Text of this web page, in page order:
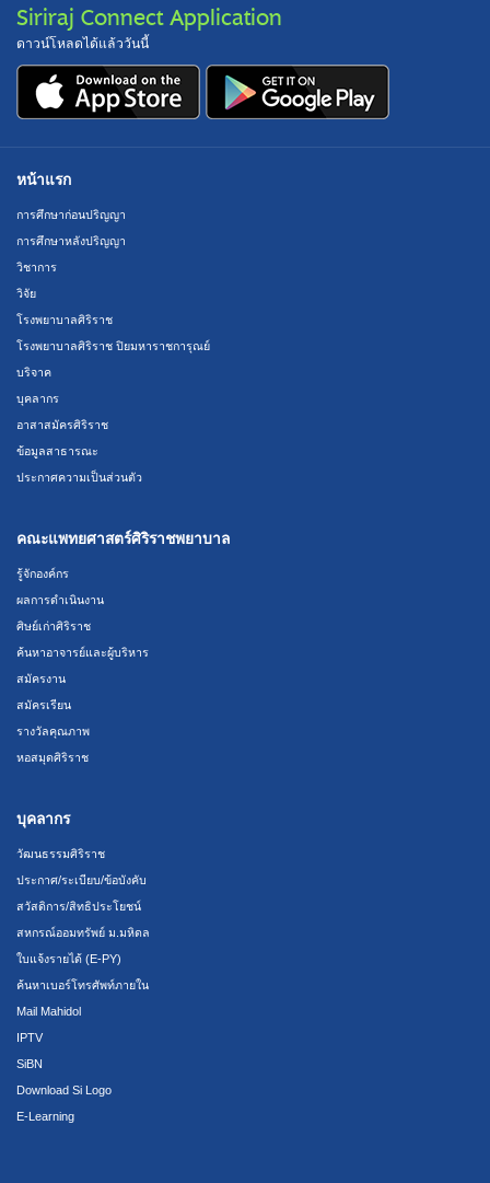
Siriraj Connect Application
ดาวน์โหลดได้แล้ววันนี้
หน้าแรก
การศึกษาก่อนปริญญา
การศึกษาหลังปริญญา
วิชาการ
วิจัย
โรงพยาบาลศิริราช
โรงพยาบาลศิริราช ปิยมหาราชการุณย์
บริจาค
บุคลากร
อาสาสมัครศิริราช
ข้อมูลสาธารณะ
ประกาศความเป็นส่วนตัว
คณะแพทยศาสตร์ศิริราชพยาบาล
รู้จักองค์กร
ผลการดำเนินงาน
ศิษย์เก่าศิริราช
ค้นหาอาจารย์และผู้บริหาร
สมัครงาน
สมัครเรียน
รางวัลคุณภาพ
หอสมุดศิริราช
บุคลากร
วัฒนธรรมศิริราช
ประกาศ/ระเบียบ/ข้อบังคับ
สวัสดิการ/สิทธิประโยชน์
สหกรณ์ออมทรัพย์ ม.มหิดล
ใบแจ้งรายได้ (E-PY)
ค้นหาเบอร์โทรศัพท์ภายใน
Mail Mahidol
IPTV
SiBN
Download Si Logo
E-Learning